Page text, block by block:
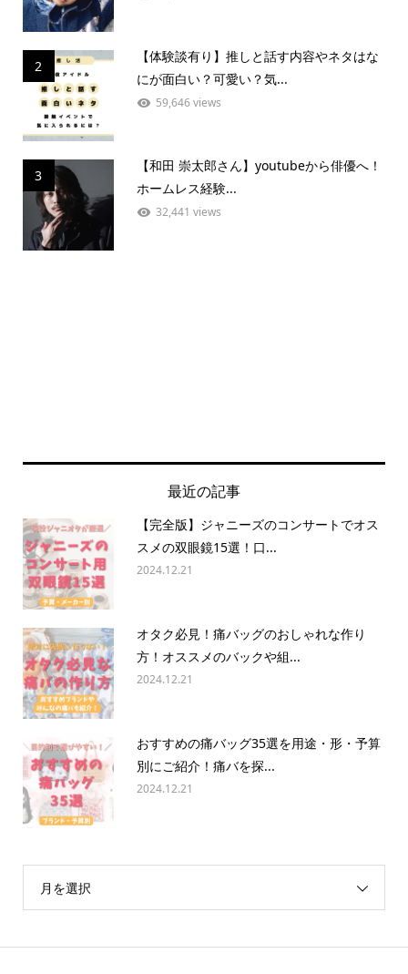
2
【体験談有り】推しと話す内容やネタはな
にが面白い？可愛い？気...
59,646 views
3
【和田 崇太郎さん】youtubeから俳優へ！
ホームレス経験...
32,441 views
最近の記事
【完全版】ジャニーズのコンサートでオス
スメの双眼鏡15選！口...
2024.12.21
オタク必見！痛バッグのおしゃれな作り
方！オススメのバックや組...
2024.12.21
おすすめの痛バッグ35選を用途・形・予算
別にご紹介！痛バを探...
2024.12.21
月を選択